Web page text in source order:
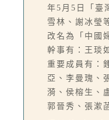
年5月5日「臺
雪林、謝冰瑩
改名為「中國
幹事有：王琰
重要成員有：
亞、李曼瑰、
漪、侯榕生、
郭晉秀、張漱